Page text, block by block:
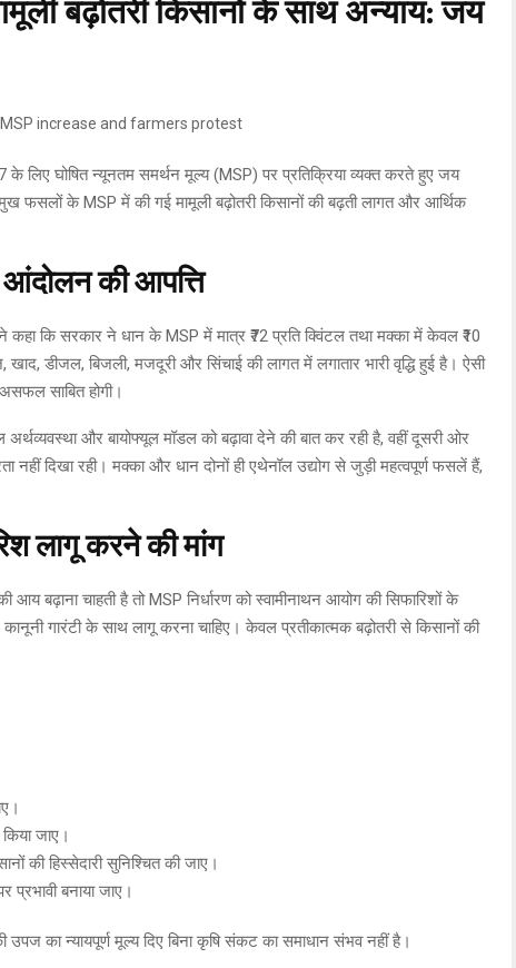
बढ़ोतरी किसानों के साथ अन्याय: जय
लिए घोषित न्यूनतम समर्थन मूल्य (MSP) पर प्रतिक्रिया व्यक्त करते हुए जय
के MSP में की गई मामूली बढ़ोतरी किसानों की बढ़ती लागत और आर्थिक
की आपत्ति
कहा कि सरकार ने धान के MSP में मात्र ₹72 प्रति क्विंटल तथा मक्का में केवल ₹10
खाद, डीजल, बिजली, मजदूरी और सिंचाई की लागत में लगातार भारी वृद्धि हुई है। ऐसी
साबित होगी।
और बायोफ्यूल मॉडल को बढ़ावा देने की बात कर रही है, वहीं दूसरी ओर
नहीं दिखा रही। मक्का और धान दोनों ही एथेनॉल उद्योग से जुड़ी महत्वपूर्ण फसलें हैं,
लागू करने की मांग
आय बढ़ाना चाहती है तो MSP निर्धारण को स्वामीनाथन आयोग की सिफारिशों के
गारंटी के साथ लागू करना चाहिए। केवल प्रतीकात्मक बढ़ोतरी से किसानों की
जाए।
की हिस्सेदारी सुनिश्चित की जाए।
बनाया जाए।
का न्यायपूर्ण मूल्य दिए बिना कृषि संकट का समाधान संभव नहीं है।